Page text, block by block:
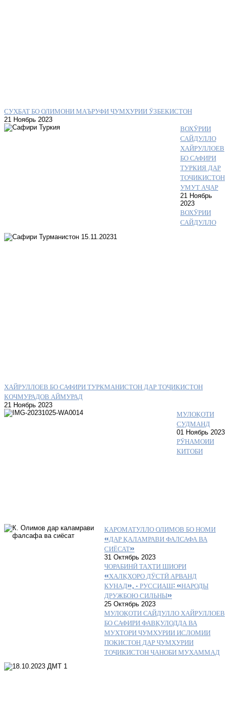
СУҲБАТ БО ОЛИМОНИ МАЪРУФИ ҶУМҲУРИИ ӮЗБЕКИСТОН
21 Ноябрь 2023
ВОХӮРИИ
САЙДУЛЛО
ХАЙРУЛЛОЕВ
БО САФИРИ
ТУРКИЯ ДАР
ТОҶИКИСТОН
УМУТ АҶАР
21 Ноябрь
2023
ВОХӮРИИ
САЙДУЛЛО
ХАЙРУЛЛОЕВ БО САФИРИ ТУРКМАНИСТОН ДАР ТОҶИКИСТОН
КОЧМУРАДОВ АЙМУРАД
21 Ноябрь 2023
МУЛОҚОТИ
СУДМАНД
01 Ноябрь 2023
РӮНАМОИИ
КИТОБИ
КАРОМАТУЛЛО ОЛИМОВ БО НОМИ
«ДАР ҚАЛАМРАВИ ФАЛСАФА ВА
СИЁСАТ»
31 Октябрь 2023
ЧОРАБИНӢ ТАҲТИ ШИОРИ
«ХАЛҚҲОРО ДӮСТӢ АРВАНД
КУНАД», – РУССИАШ: «НАРОДЫ
ДРУЖБОЮ СИЛЬНЫ»
25 Октябрь 2023
МУЛОҚОТИ САЙДУЛЛО ХАЙРУЛЛОЕВ
БО САФИРИ ФАВҚУЛОДДА ВА
МУХТОРИ ҶУМҲУРИИ ИСЛОМИИ
ПОКИСТОН ДАР ҶУМҲУРИИ
ТОҶИКИСТОН ҶАНОБИ МУҲАММАД